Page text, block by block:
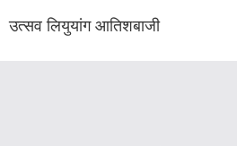
उत्सव लियुयांग आतिशबाजी